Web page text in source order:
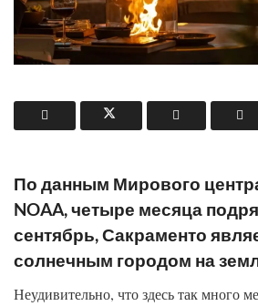
По данным Мирового
NOAA, четыре месяца
сентябрь, Сакраменто
солнечным городом на
Неудивительно, что здесь так много